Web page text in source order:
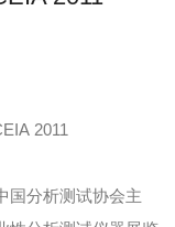
2011
国分析测试协会主